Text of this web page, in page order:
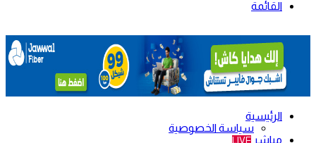
القائمة
الرئيسية
سياسة الخصوصية
مباشر LIVE